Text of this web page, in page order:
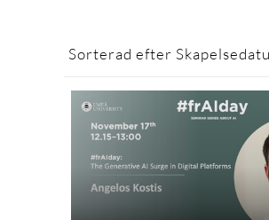
Sorterad efter